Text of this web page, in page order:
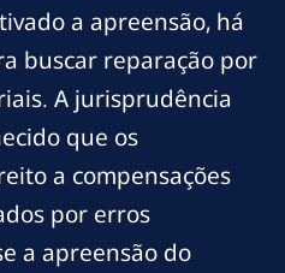
a apreensão, há
buscar reparação por
A jurisprudência
que os
a compensações
por erros
a apreensão do